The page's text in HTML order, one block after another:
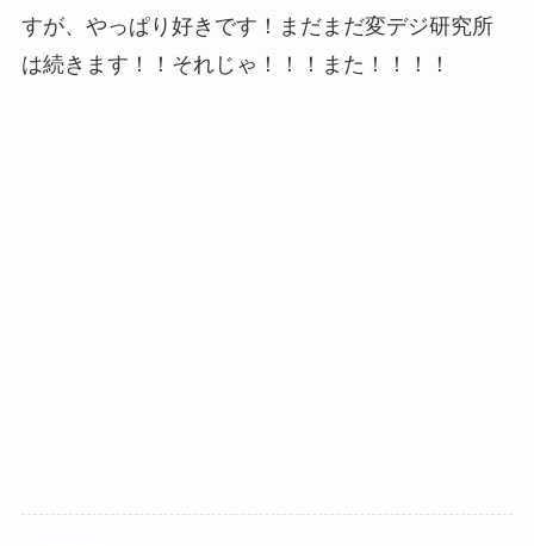
すが、やっぱり好きです！まだまだ変デジ研究所
は続きます！！それじゃ！！！また！！！！